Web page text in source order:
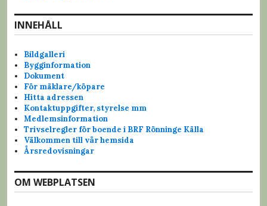
INNEHÅLL
Bildgalleri
Bygginformation
Dokument
För mäklare/köpare
Hitta adressen
Kontaktuppgifter, styrelse mm
Medlemsinformation
Trivselregler för boende i BRF Rönninge Källa
Välkommen till vår hemsida
Årsredovisningar
OM WEBPLATSEN